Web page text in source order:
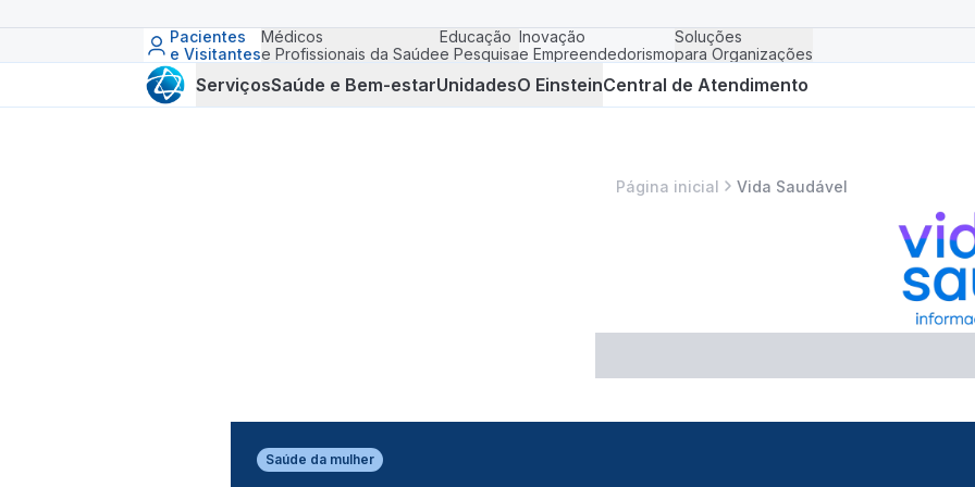
Pacientes
e Visitantes
Médicos
e Profissionais da Saúde
Educação
e Pesquisa
Inovação
e Empreendedorismo
Soluções
para Organizações
ServiçosSaúde e Bem-estarUnidadesO EinsteinCentral de Atendimento
Página inicial Vida Saudável
Saúde da mulher